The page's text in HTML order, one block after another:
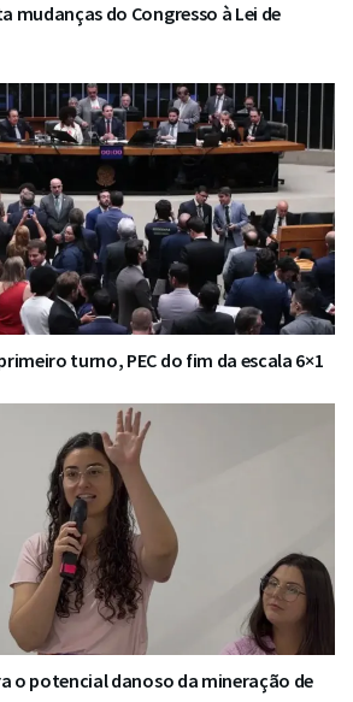
mudanças do Congresso à Lei de
turno, PEC do fim da escala 6×1
o potencial danoso da mineração de